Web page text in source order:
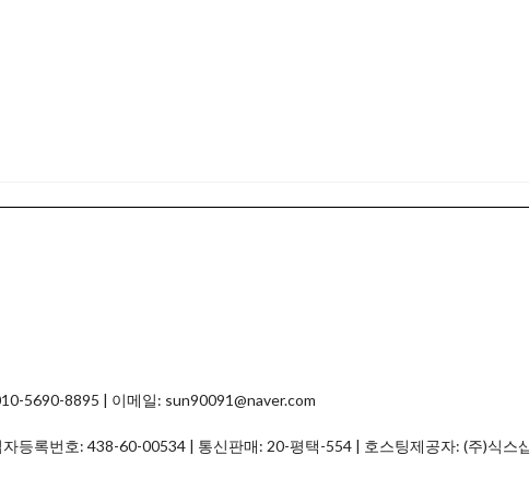
5690-8895 | 이메일: sun90091@naver.com
등록번호: 438-60-00534 | 통신판매: 20-평택-554 | 호스팅제공자: (주)식스